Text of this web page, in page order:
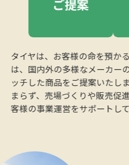
ご提案
タイヤは、お客様の命を預か
は、国内外の多様なメーカー
ッチした商品をご提案いたし
まらず、売場づくりや販売促
客様の事業運営をサポートして